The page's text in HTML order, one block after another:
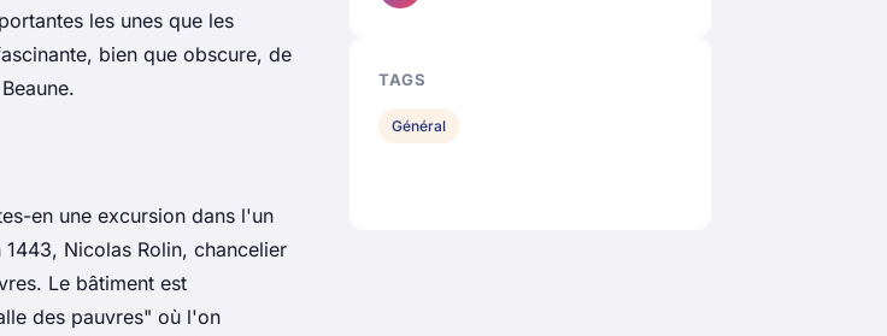
les unes que les
bien que obscure, de
en une excursion dans l'un
Nicolas Rolin, chancelier
Le bâtiment est
des pauvres" où l'on
TAGS
Général